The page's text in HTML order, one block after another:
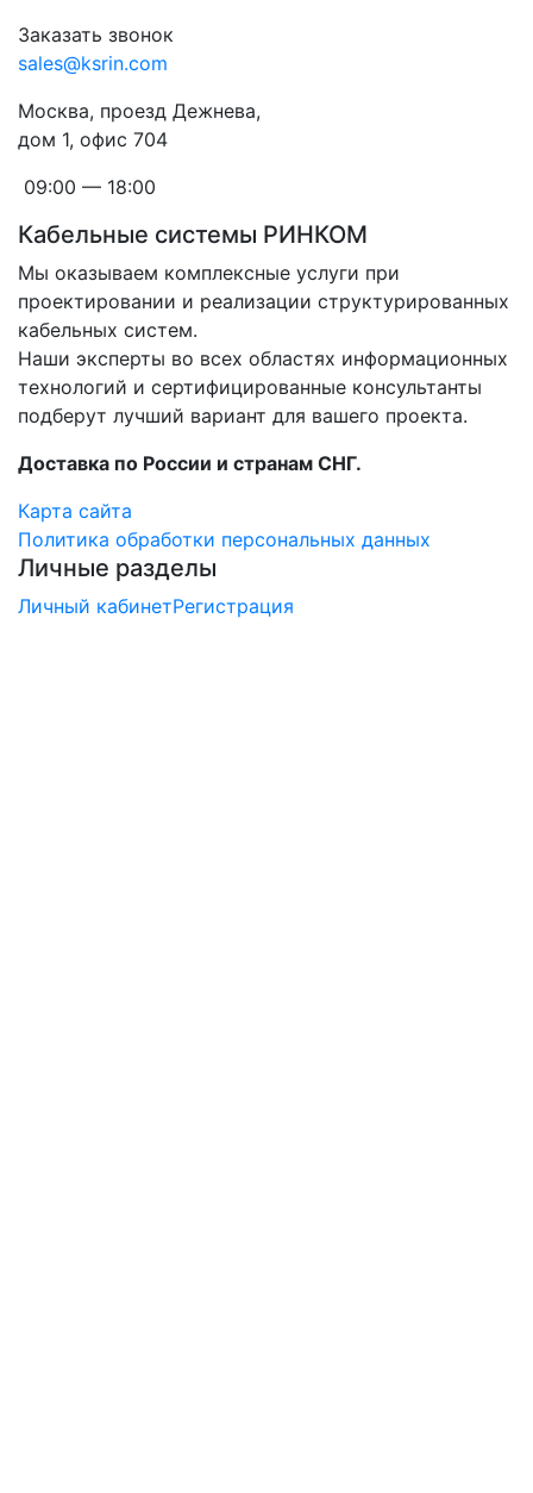
Заказать звонок
sales@ksrin.com
Москва, проезд Дежнева,
дом 1, офис 704
09:00 — 18:00
Кабельные системы РИНКОМ
Мы оказываем комплексные услуги при
проектировании и реализации структурированных
кабельных систем.
Наши эксперты во всех областях информационных
технологий и сертифицированные консультанты
подберут лучший вариант для вашего проекта.
Доставка по России и странам СНГ.
Карта сайта
Политика обработки персональных данных
Личные разделы
Личный кабинетРегистрация